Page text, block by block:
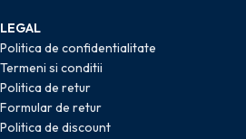
LEGAL
Politica de confidentialitate
Termeni si conditii
Politica de retur
Formular de retur
Politica de discount